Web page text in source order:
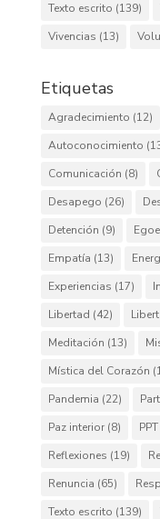
Texto escrito (139)
Vivencias (13)
Etiquetas
Agradecimiento (12)
Autoconocimiento
Comunicación (8)
Desapego (26)
Detención (9)
Empatía (13)
Experiencias (17)
Libertad (42)
Meditación (13)
Mística del Corazón
Pandemia (22)
Paz interior(8) PPT
Reflexiones (19)
Renuncia (65)
Texto escrito (139)